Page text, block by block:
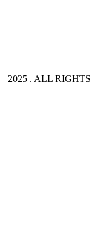
2025 . ALL RIGHTS